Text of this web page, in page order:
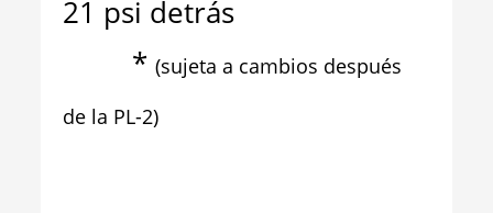
21 psi detrás
*(sujeta a cambios después
de la PL-2)